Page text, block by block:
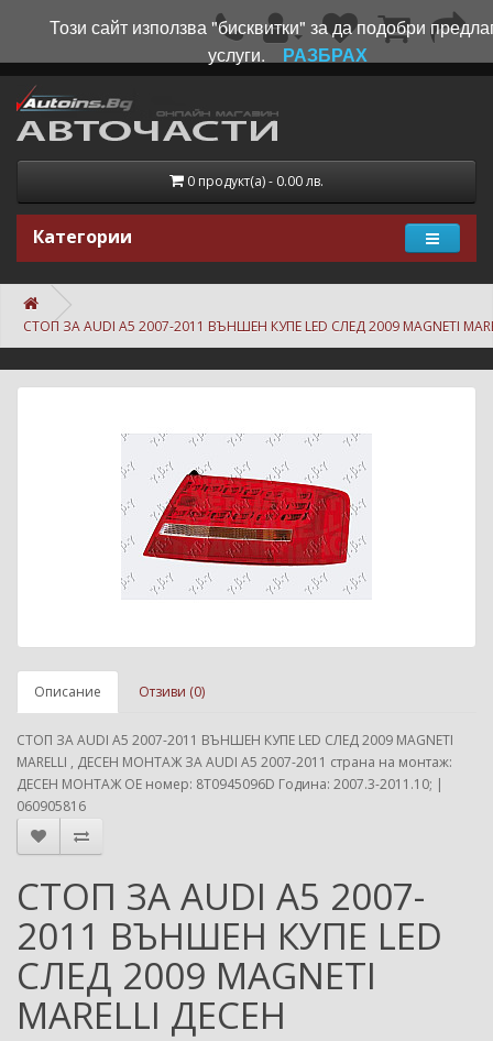
0 продукт(а) - 0.00 лв.
Категории
СТОП ЗА AUDI A5 2007-2011 ВЪНШЕН КУПЕ LED СЛЕД 2009 MAGNETI
Описание Отзиви (0)
СТОП ЗА AUDI A5 2007-2011 ВЪНШЕН КУПЕ LED СЛЕД 2009 MAGNETI
MARELLI , ДЕСЕН МОНТАЖ ЗА AUDI A5 2007-2011 страна на монтаж:
ДЕСЕН МОНТАЖ ОЕ номер: 8T0945096D Година: 2007.3-2011.10; |
060905816
СТОП ЗА AUDI A5 2007-
2011 ВЪНШЕН КУПЕ LED
СЛЕД 2009 MAGNETI
MARELLI ДЕСЕН
Този сайт използва "бисквитки" за да подобри
услуги.
РАЗБРАХ